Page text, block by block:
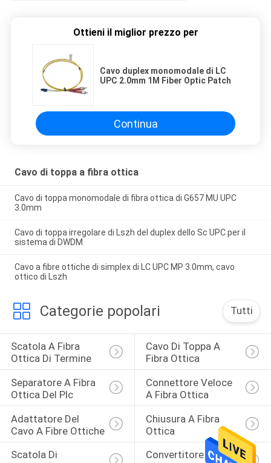
Ottieni il miglior prezzo per
Cavo duplex monomodale di LC
UPC 2.0mm 1M Fiber Optic Patch
Continua
Cavo di toppa a fibra ottica
Cavo di toppa monomodale di fibra ottica di G657 MU UPC
3.0mm
Cavo di toppa irregolare di Lszh del duplex dello Sc UPC per il
sistema di DWDM
Cavo a fibre ottiche di simplex di LC UPC MP 3.0mm, cavo
ottico di Lszh
Categorie popolari Tutti
Scatola A Fibra
Ottica Di Termine
Cavo Di Toppa A
Fibra Ottica
Separatore A Fibra
Ottica Del Plc
Connettore Veloce
A Fibra Ottica
Adattatore Del
Cavo A Fibre Ottiche
Chiusura A Fibra
Ottica
Scatola Di
Convertitore A Fibra